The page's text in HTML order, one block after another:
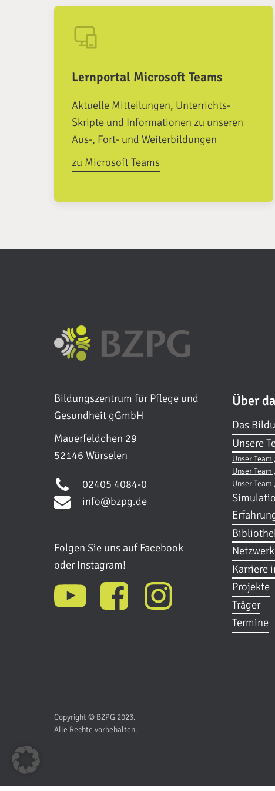
Lernportal Microsoft Teams
Aktuelle Mitteilungen, Unterrichts-
Skripte und Informationen zu unseren
Aus-, Fort- und Weiterbildungen
zu Microsoft Teams
Bildungszentrum für Pflege und
Gesundheit gGmbH
Mauerfeldchen 29
52146 Würselen
02405 4084-0
info@bzpg.de
Folgen Sie uns auf Facebook
oder Instagram!
Über
Das
Unsere
Unser Team
Unser Team
Unser
Karriere
Projekte
Träger
Termine
Copyright © BZPG 2023.
Alle Rechte vorbehalten.